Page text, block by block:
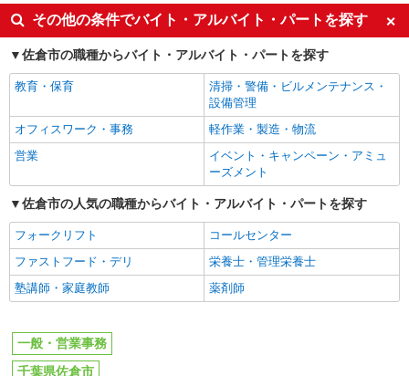
その他の条件でバイト・アルバイト・パートを探す
佐倉市の職種からバイト・アルバイト・パートを探す
教育・保育
清掃・警備・ビルメンテナンス・
設備管理
オフィスワーク・事務
軽作業・製造・物流
営業
イベント・キャンペーン・アミュ
ーズメント
佐倉市の人気の職種からバイト・アルバイト・パートを探す
フォークリフト
コールセンター
ファストフード・デリ
栄養士・管理栄養士
塾講師・家庭教師
薬剤師
一般・営業事務
千葉県佐倉市